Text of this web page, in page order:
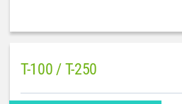
T-100 / T-250